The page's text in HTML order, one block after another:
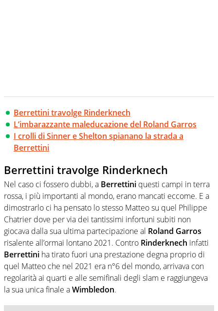
Berrettini travolge Rinderknech
L’imbarazzante maleducazione del Roland Garros
I crolli di Sinner e Shelton spianano la strada a
Berrettini
Berrettini travolge Rinderknech
Nel caso ci fossero dubbi, a Berrettini questi campi in terra
rossa, i più importanti al mondo, erano mancati eccome. E a
dimostrarlo ci ha pensato lo stesso Matteo su quel Philippe
Chatrier dove per via dei tantissimi infortuni subiti non
giocava dalla sua ultima partecipazione al Roland Garros
risalente all’ormai lontano 2021. Contro Rinderknech infatti
Berrettini ha tirato fuori una prestazione degna proprio di
quel Matteo che nel 2021 era n°6 del mondo, arrivava con
regolarità ai quarti e alle semifinali degli slam e raggiungeva
la sua unica finale aWimbledon.